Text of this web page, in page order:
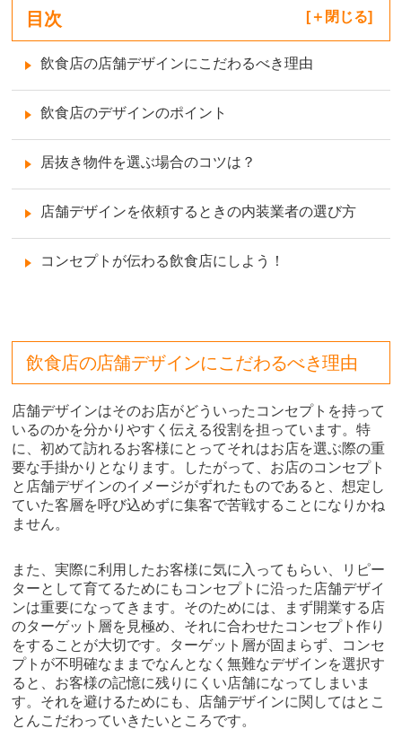
目次 [ 閉じる]
飲食店の店舗デザインにこだわるべき理由
飲食店のデザインのポイント
居抜き物件を選ぶ場合のコツは？
店舗デザインを依頼するときの内装業者の選び方
コンセプトが伝わる飲食店にしよう！
飲食店の店舗デザインにこだわるべき理由
店舗デザインはそのお店がどういったコンセプトを持って
いるのかを分かりやすく伝える役割を担っています。特
に、初めて訪れるお客様にとってそれはお店を選ぶ際の重
要な手掛かりとなります。したがって、お店のコンセプト
と店舗デザインのイメージがずれたものであると、想定し
ていた客層を呼び込めずに集客で苦戦することになりかね
ません。
また、実際に利用したお客様に気に入ってもらい、リピー
ターとして育てるためにもコンセプトに沿った店舗デザイ
ンは重要になってきます。そのためには、まず開業する店
のターゲット層を見極め、それに合わせたコンセプト作り
をすることが大切です。ターゲット層が固まらず、コンセ
プトが不明確なままでなんとなく無難なデザインを選択す
ると、お客様の記憶に残りにくい店舗になってしまいま
す。それを避けるためにも、店舗デザインに関してはとこ
とんこだわっていきたいところです。